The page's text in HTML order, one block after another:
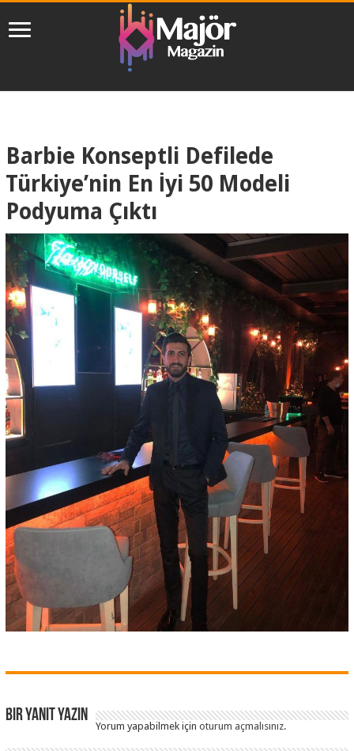
Barbie Konseptli Defilede
Türkiye’nin En İyi 50 Modeli
Podyuma Çıktı
Bir yanıt yazın
Yorum yapabilmek içinoturum açmalısınız.